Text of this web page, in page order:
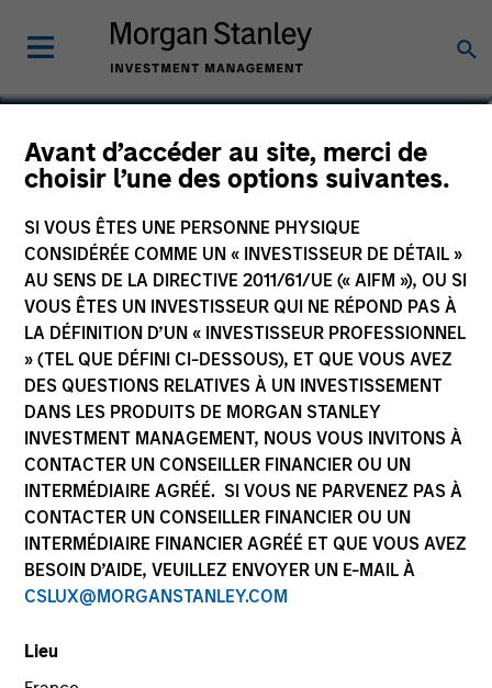
Avant d’accéder au site, merci de
choisir l’une des options suivantes.
SI VOUS ÊTES UNE PERSONNE PHYSIQUE
CONSIDÉRÉE COMME UN « INVESTISSEUR DE DÉTAIL »
AU SENS DE LA DIRECTIVE 2011/61/UE (« AIFM »), OU SI
VOUS ÊTES UN INVESTISSEUR QUI NE RÉPOND PAS À
LA DÉFINITION D’UN « INVESTISSEUR PROFESSIONNEL
» (TEL QUE DÉFINI CI-DESSOUS), ET QUE VOUS AVEZ
DES QUESTIONS RELATIVES À UN INVESTISSEMENT
DANS LES PRODUITS DE MORGAN STANLEY
INVESTMENT MANAGEMENT, NOUS VOUS INVITONS À
CONTACTER UN CONSEILLER FINANCIER OU UN
INTERMÉDIAIRE AGRÉÉ. SI VOUS NE PARVENEZ PAS À
CONTACTER UN CONSEILLER FINANCIER OU UN
INTERMÉDIAIRE FINANCIER AGRÉÉ ET QUE VOUS AVEZ
BESOIN D’AIDE, VEUILLEZ ENVOYER UN E-MAIL À
CSLUX@MORGANSTANLEY.COM
Lieu
David Neary
Vice President